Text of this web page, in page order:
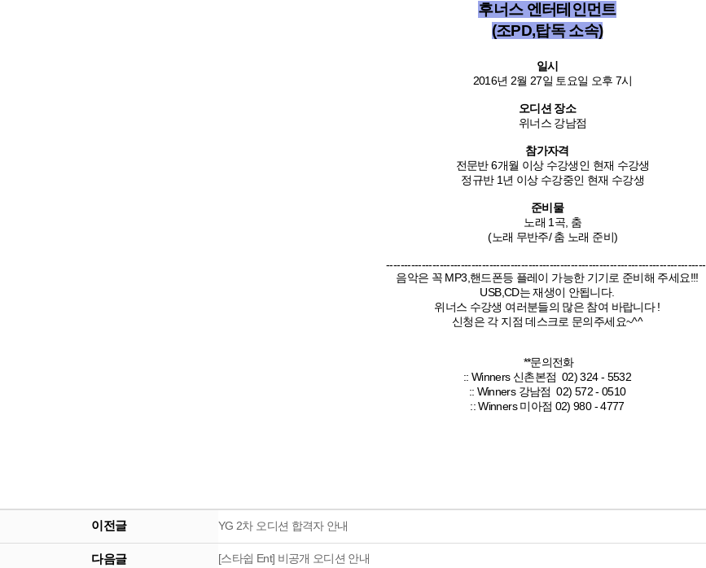
후너스 엔터테인먼트
(조PD,탑독 소속)
일시
2016년 2월 27일 토요일 오후 7시
오디션 장소
위너스 강남점
참가자격
전문반 6개월 이상 수강생인 현재 수강생
정규반 1년 이상 수강중인 현재 수강생
준비물
노래 1곡, 춤
(노래 무반주/ 춤 노래 준비)
------------------------------------------------------------------------------------------
음악은 꼭 MP3,핸드폰등 플레이 가능한 기기로 준비해 주세요!!!
USB,CD는 재생이 안됩니다.
위너스 수강생 여러분들의 많은 참여 바랍니다 !
신청은 각 지점 데스크로 문의주세요~^^
**문의전화
:: Winners 신촌본점 02) 324 - 5532
:: Winners 강남점 02) 572 - 0510
:: Winners 미아점 02) 980 - 4777
이전글 YG 2차 오디션 합격자 안내
다음글 [스타쉽 Ent] 비공개 오디션 안내